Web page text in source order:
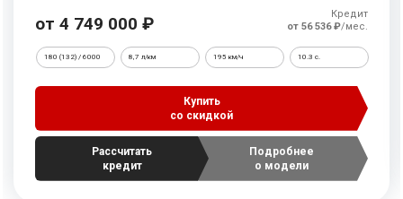
от 4 749 000 ₽
Кредит
от 56 536 ₽/мес.
180 (132) / 6000 8,7 л/км 195 км/ч 10.3 c.
Купить
со скидкой
Рассчитать
кредит
Подробнее
о модели